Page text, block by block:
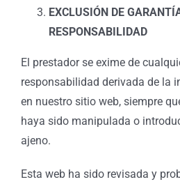
EXCLUSIÓN DE
RESPONSABILIDAD
El prestador se exime de
responsabilidad derivada de la
en nuestro sitio web, siempre
haya sido manipulada o
ajeno.
Esta web ha sido revisada y